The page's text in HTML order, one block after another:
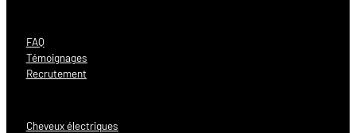
FAQ
Témoignages
Recrutement
Cheveux électriques